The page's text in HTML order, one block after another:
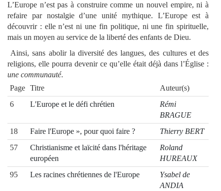
L’Europe n’est pas à construire comme un nouvel empire, ni à
refaire par nostalgie d’une unité mythique. L’Europe est à
découvrir : elle n’est ni une fin politique, ni une fin spirituelle,
mais un moyen au service de la liberté des enfants de Dieu.
Ainsi, sans abolir la diversité des langues, des cultures et des
religions, elle pourra devenir ce qu’elle était déjà dans l’Église :
une communauté.
Page Titre
Auteur(s)
6
L'Europe et le défi chrétien
Rémi
BRAGUE
18
Faire l'Europe », pour quoi faire ?
Thierry BERT
57
Christianisme et laïcité dans l'héritage
européen
Roland
HUREAUX
95
Les racines chrétiennes de l'Europe
Ysabel de
ANDIA